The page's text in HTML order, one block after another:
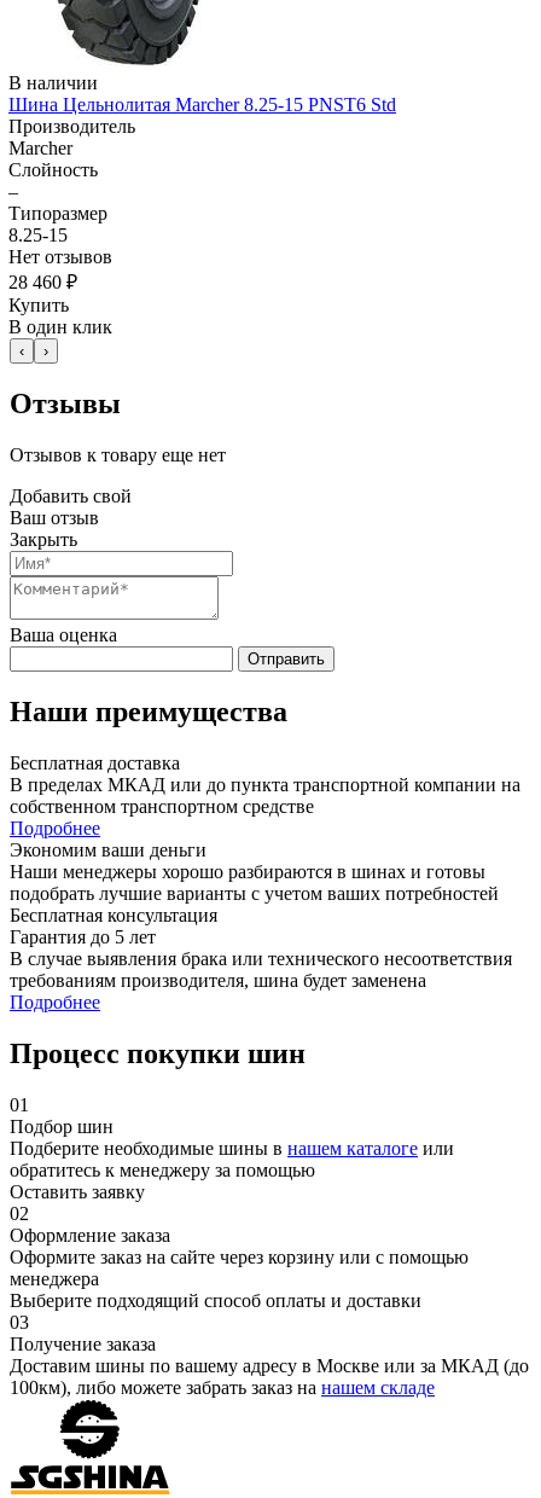
В наличии
Шина Цельнолитая Marcher 8.25-15 PNST6 Std
Производитель
Marcher
Слойность
–
Типоразмер
8.25-15
Нет отзывов
28 460 ₽
Купить
В один клик
‹ ›
Отзывы
Отзывов к товару еще нет
Добавить свой
Ваш отзыв
Закрыть
Ваша оценка
Отправить
Наши преимущества
Бесплатная доставка
В пределах МКАД или до пункта транспортной компании на
собственном транспортном средстве
Подробнее
Экономим ваши деньги
Наши менеджеры хорошо разбираются в шинах и готовы
подобрать лучшие варианты с учетом ваших потребностей
Бесплатная консультация
Гарантия до 5 лет
В случае выявления брака или технического несоответствия
требованиям производителя, шина будет заменена
Подробнее
Процесс покупки шин
01
Подбор шин
Подберите необходимые шины в нашем каталоге или
обратитесь к менеджеру за помощью
Оставить заявку
02
Оформление заказа
Оформите заказ на сайте через корзину или с помощью
менеджера
Выберите подходящий способ оплаты и доставки
03
Получение заказа
Доставим шины по вашему адресу в Москве или за МКАД (до
100км), либо можете забрать заказ на нашем складе